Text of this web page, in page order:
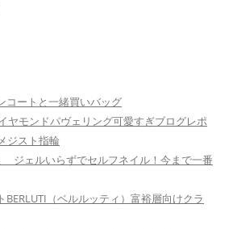
コートと一緒買いバッグ
ヤモンドパヴェリング可愛すぎブログレポ
ジスト指輪
ジェルいらずでセルフネイル！今まで一番
BERLUTI（ベルルッティ）富裕層向けクラ